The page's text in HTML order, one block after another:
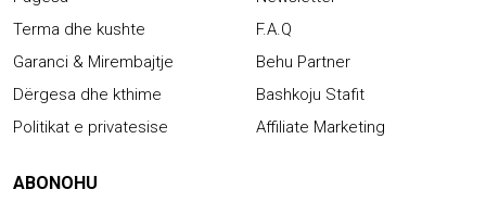
Terma dhe kushte
Garanci & Mirembajtje
Dërgesa dhe kthime
Politikat e privatesise
F.A.Q
Behu Partner
Bashkoju Stafit
Affiliate Marketing
ABONOHU